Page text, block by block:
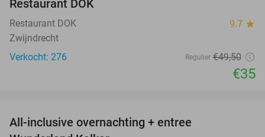
Restaurant DOK
Restaurant DOK 9.7 star
Zwijndrecht
Verkocht: 276
Regulier €49,50
€35
All-inclusive overnachting + entree